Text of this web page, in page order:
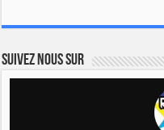
Suivez nous sur